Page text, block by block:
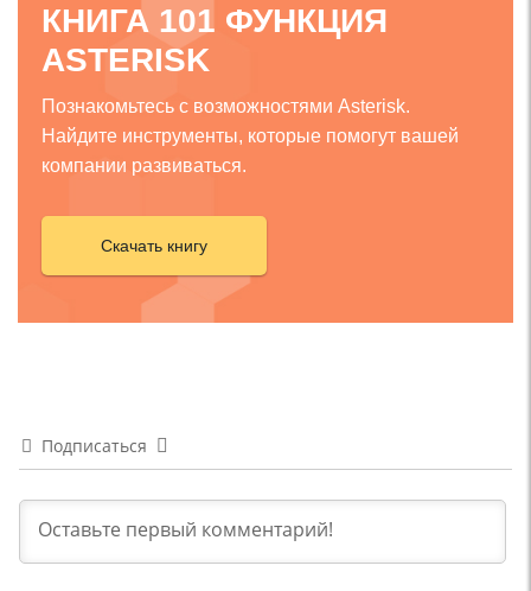
КНИГА 101 ФУНКЦИЯ
ASTERISK
Познакомьтесь с возможностями Asterisk.
Найдите инструменты, которые помогут вашей
компании развиваться.
Скачать книгу
Подписаться